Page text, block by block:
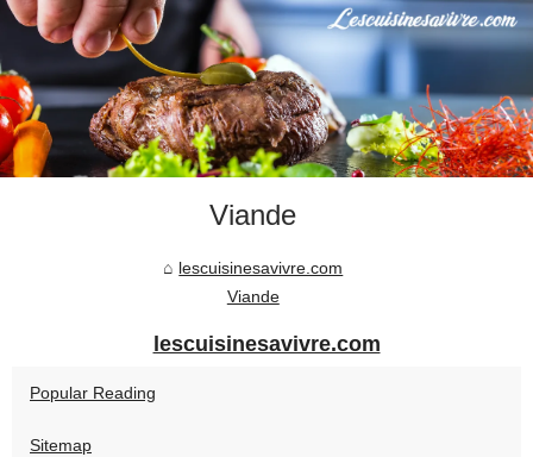
Viande
lescuisinesavivre.com
Viande
lescuisinesavivre.com
Popular Reading
Sitemap